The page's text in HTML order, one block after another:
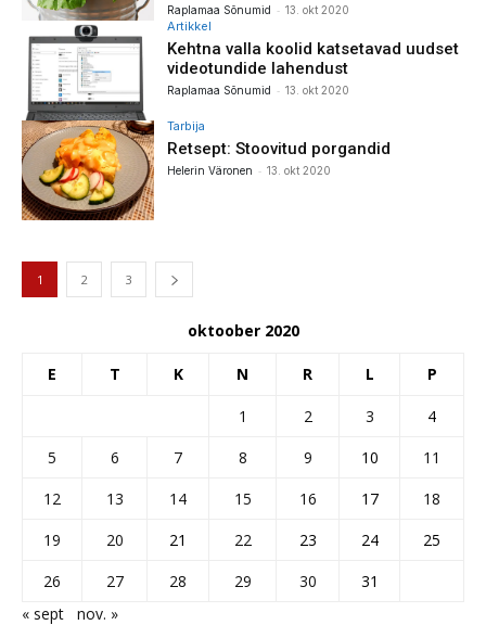
Raplamaa Sõnumid - 13. okt 2020
Artikkel
Kehtna valla koolid katsetavad uudset
videotundide lahendust
Raplamaa Sõnumid - 13. okt 2020
Tarbija
Retsept: Stoovitud porgandid
Helerin Väronen - 13. okt 2020
1 2 3
oktoober 2020
E T K N R L P
1 2 3
4
5
6 7 8 9 10
11
12
13 14 15 16 17
18
19
20 21 22 23 24
25
26
27 28 29 30
31
« sept
nov. »